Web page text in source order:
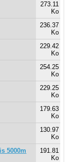
273.11
Ko
236.37
Ko
229.42
Ko
254.25
Ko
229.25
Ko
179.63
Ko
130.97
Ko
5000m
191.81
Ko